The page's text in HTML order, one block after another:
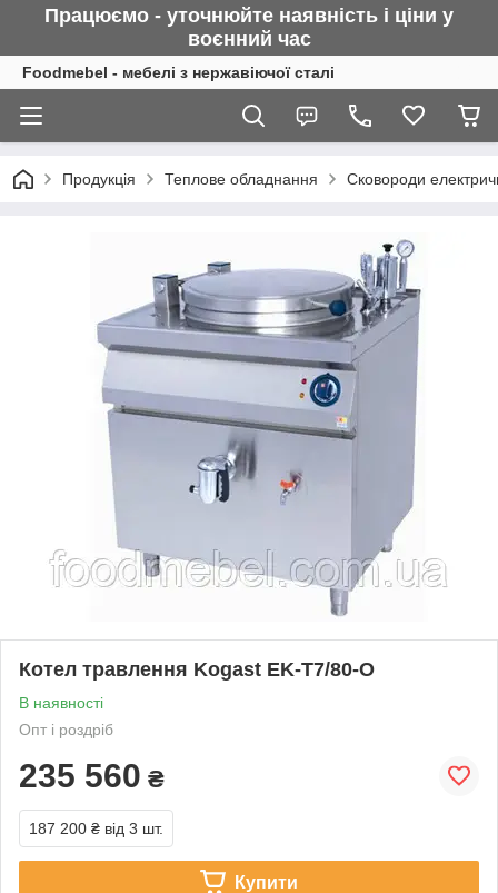
Працюємо - уточнюйте наявність і ціни у
воєнний час
Foodmebel - мебелі з нержавіючої сталі
Продукція Теплове обладнання Сковороди
Котел травлення Kogast EK-T7/80-O
В наявності
Опт і роздріб
235 560 ₴
187 200 ₴ від 3 шт.
Купити